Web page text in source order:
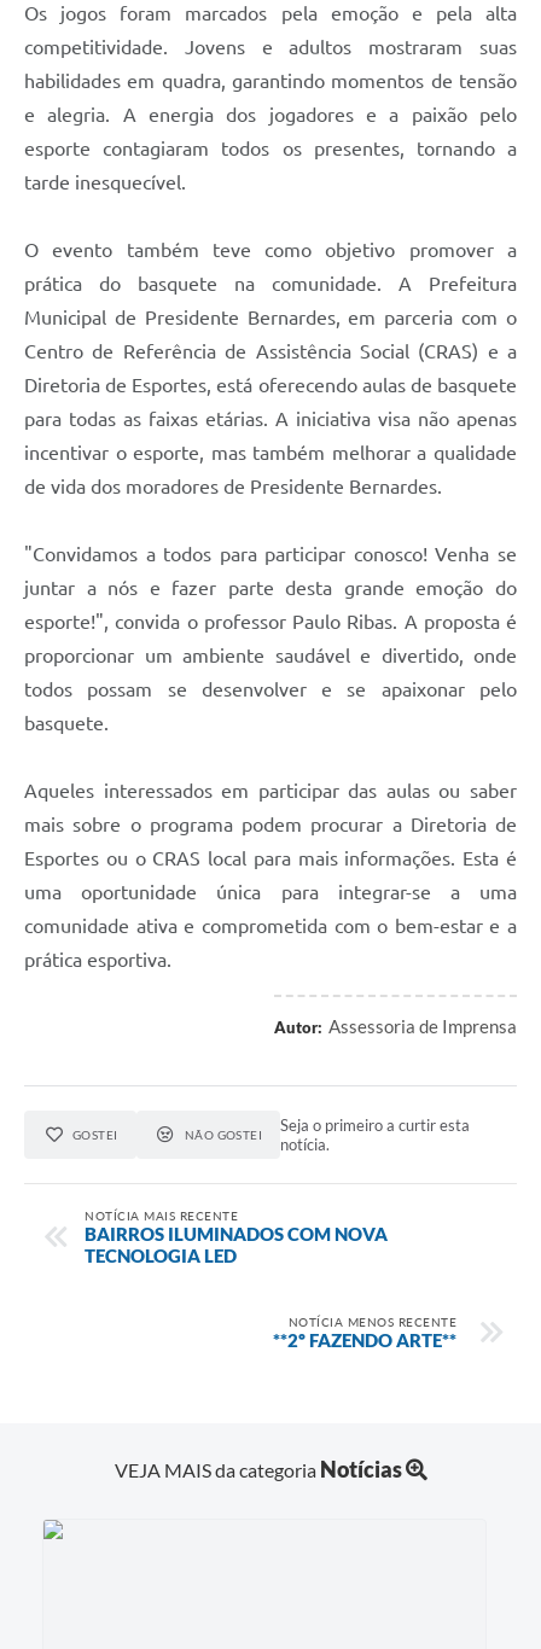
Os jogos foram marcados pela emoção e pela alta
competitividade. Jovens e adultos mostraram suas
habilidades em quadra, garantindo momentos de tensão
e alegria. A energia dos jogadores e a paixão pelo
esporte contagiaram todos os presentes, tornando a
tarde inesquecível.
O evento também teve como objetivo promover a
prática do basquete na comunidade. A Prefeitura
Municipal de Presidente Bernardes, em parceria com o
Centro de Referência de Assistência Social (CRAS) e a
Diretoria de Esportes, está oferecendo aulas de basquete
para todas as faixas etárias. A iniciativa visa não apenas
incentivar o esporte, mas também melhorar a qualidade
de vida dos moradores de Presidente Bernardes.
"Convidamos a todos para participar conosco! Venha se
juntar a nós e fazer parte desta grande emoção do
esporte!", convida o professor Paulo Ribas. A proposta é
proporcionar um ambiente saudável e divertido, onde
todos possam se desenvolver e se apaixonar pelo
basquete.
Aqueles interessados em participar das aulas ou saber
mais sobre o programa podem procurar a Diretoria de
Esportes ou o CRAS local para mais informações. Esta é
uma oportunidade única para integrar-se a uma
comunidade ativa e comprometida com o bem-estar e a
prática esportiva.
Autor: Assessoria de Imprensa
GOSTEI NÃO GOSTEI
Seja o primeiro a curtir esta
notícia.
NOTÍCIA MAIS RECENTE
BAIRROS ILUMINADOS COM NOVA
TECNOLOGIA LED
NOTÍCIA MENOS RECENTE
**2º FAZENDO ARTE**
VEJA MAIS da categoria Notícias